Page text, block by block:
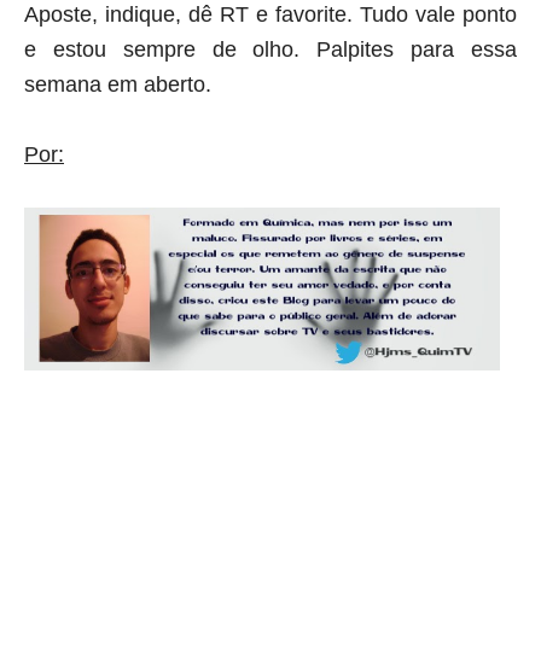
Aposte, indique, dê RT e favorite. Tudo vale ponto
e estou sempre de olho. Palpites para essa
semana em aberto.
Por: